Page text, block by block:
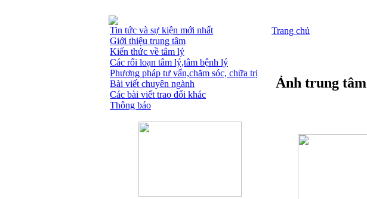
Tin tức và sự kiện mới nhất
Giới thiệu trung tâm
Kiến thức về tâm lý
Các rối loạn tâm lý,tâm bệnh lý
Phương pháp tư vấn,chăm sóc, chữa trị
Bài viết chuyên ngành
Các bài viết trao đổi khác
Thông báo
Trang chủ
Ảnh trung tâm